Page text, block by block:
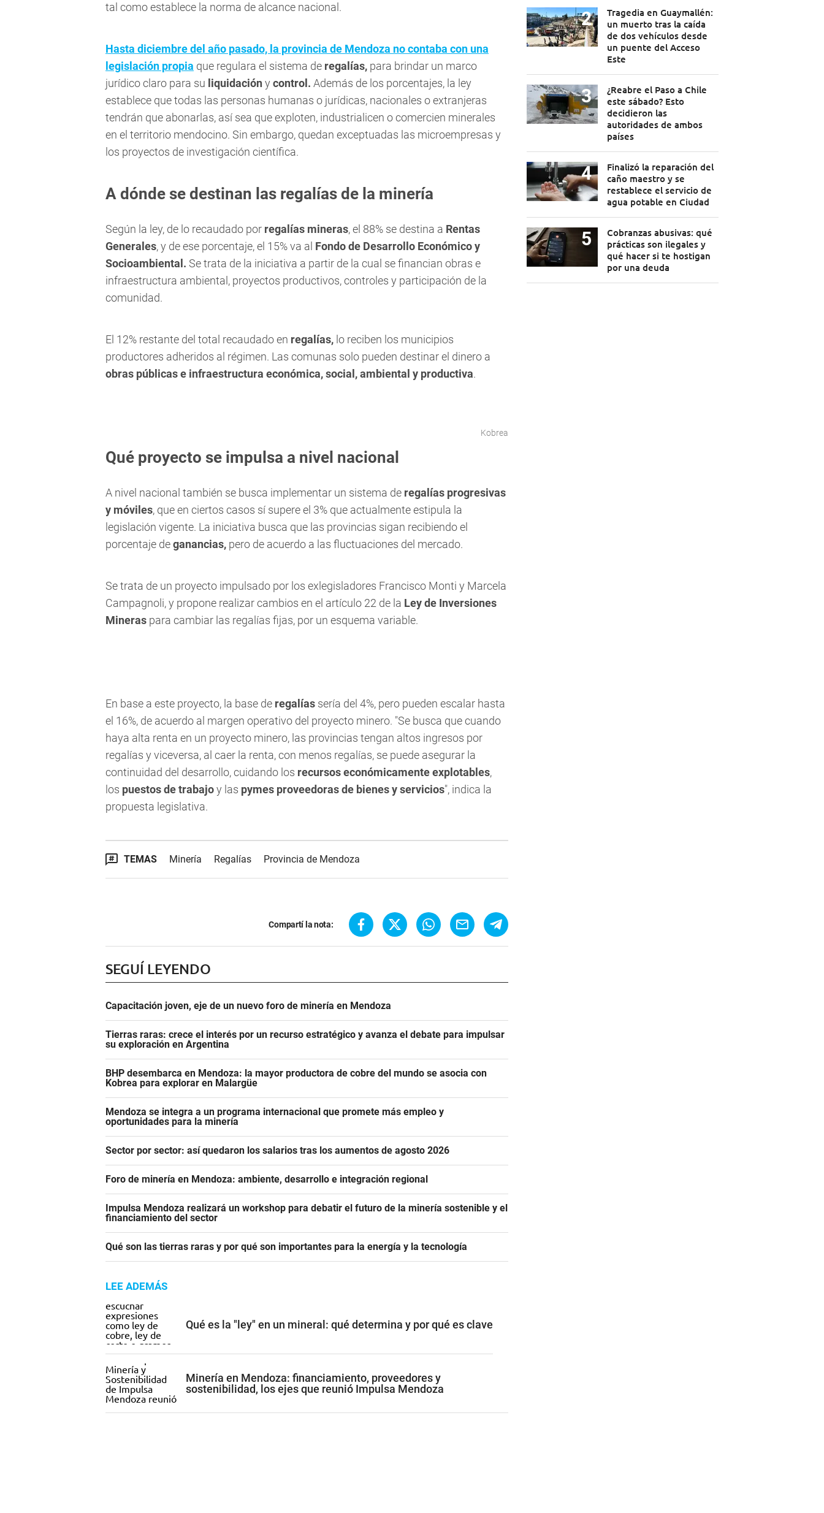
tal como establece la norma de alcance nacional.
Hasta diciembre del año pasado, la provincia de Mendoza no contaba con una
legislación propia que regulara el sistema de regalías, para brindar un marco
jurídico claro para su liquidación y control. Además de los porcentajes, la ley
establece que todas las personas humanas o jurídicas, nacionales o extranjeras
tendrán que abonarlas, así sea que exploten, industrialicen o comercien minerales
en el territorio mendocino. Sin embargo, quedan exceptuadas las microempresas y
los proyectos de investigación científica.
A dónde se destinan las regalías de la minería
Según la ley, de lo recaudado por regalías mineras, el 88% se destina a Rentas
Generales, y de ese porcentaje, el 15% va al Fondo de Desarrollo Económico y
Socioambiental. Se trata de la iniciativa a partir de la cual se financian obras e
infraestructura ambiental, proyectos productivos, controles y participación de la
comunidad.
El 12% restante del total recaudado en regalías, lo reciben los municipios
productores adheridos al régimen. Las comunas solo pueden destinar el dinero a
obras públicas e infraestructura económica, social, ambiental y productiva.
Kobrea
Qué proyecto se impulsa a nivel nacional
A nivel nacional también se busca implementar un sistema de regalías progresivas
y móviles, que en ciertos casos sí supere el 3% que actualmente estipula la
legislación vigente. La iniciativa busca que las provincias sigan recibiendo el
porcentaje deganancias, pero de acuerdo a las fluctuaciones del mercado.
Se trata de un proyecto impulsado por los exlegisladores Francisco Monti y Marcela
Campagnoli, y propone realizar cambios en el artículo 22 de la Ley de Inversiones
Mineras para cambiar las regalías fijas, por un esquema variable.
En base a este proyecto, la base de regalías sería del 4%, pero pueden escalar hasta
el 16%, de acuerdo al margen operativo del proyecto minero. "Se busca que cuando
haya alta renta en un proyecto minero, las provincias tengan altos ingresos por
regalías y viceversa, al caer la renta, con menos regalías, se puede asegurar la
continuidad del desarrollo, cuidando los recursos económicamente explotables,
los puestos de trabajoy las pymes proveedoras de bienes y servicios", indica la
propuesta legislativa.
TEMAS Minería Regalías Provincia de Mendoza
Compartí la nota:
SEGUÍ LEYENDO
Capacitación joven, eje de un nuevo foro de minería en Mendoza
Tierras raras: crece el interés por un recurso estratégico y avanza el debate para impulsar
su exploración en Argentina
BHP desembarca en Mendoza: la mayor productora de cobre del mundo se asocia con
Kobrea para explorar en Malargüe
Mendoza se integra a un programa internacional que promete más empleo y
oportunidades para la minería
Sector por sector: así quedaron los salarios tras los aumentos de agosto 2026
Foro de minería en Mendoza: ambiente, desarrollo e integración regional
Impulsa Mendoza realizará un workshop para debatir el futuro de la minería sostenible y el
financiamiento del sector
Qué son las tierras raras y por qué son importantes para la energía y la tecnología
LEE ADEMÁS
Qué es la "ley" en un mineral: qué determina y por qué es clave
Minería en Mendoza: financiamiento, proveedores y
sostenibilidad, los ejes que reunió Impulsa Mendoza
Tragedia en Guaymallén:
un muerto tras la caída
de dos vehículos desde
un puente del Acceso
Este
¿Reabre el Paso a Chile
este sábado? Esto
decidieron las
autoridades de ambos
países
Finalizó la reparación del
caño maestro y se
restablece el servicio de
agua potable en Ciudad
Cobranzas abusivas: qué
prácticas son ilegales y
qué hacer si te hostigan
por una deuda